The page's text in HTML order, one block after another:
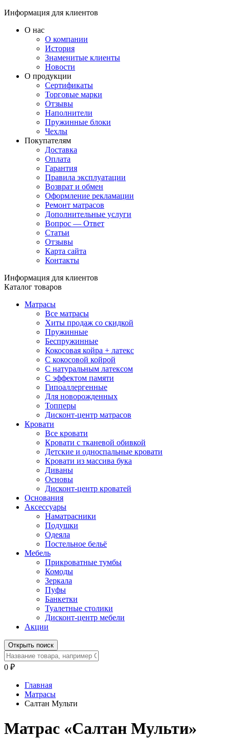
Информация для клиентов
О нас
О компании
История
Знаменитые клиенты
Новости
О продукции
Сертификаты
Торговые марки
Отзывы
Наполнители
Пружинные блоки
Чехлы
Покупателям
Доставка
Оплата
Гарантия
Правила эксплуатации
Возврат и обмен
Оформление рекламации
Ремонт матрасов
Дополнительные услуги
Вопрос — Ответ
Статьи
Отзывы
Карта сайта
Контакты
Информация для клиентов
Каталог товаров
Матрасы
Все матрасы
Хиты продаж со скидкой
Пружинные
Беспружинные
Кокосовая койра + латекс
С кокосовой койрой
С натуральным латексом
С эффектом памяти
Гипоаллергенные
Для новорожденных
Топперы
Дисконт-центр матрасов
Кровати
Все кровати
Кровати с тканевой обивкой
Детские и односпальные кровати
Кровати из массива бука
Диваны
Основы
Дисконт-центр кроватей
Основания
Аксессуары
Наматрасники
Подушки
Одеяла
Постельное бельё
Мебель
Прикроватные тумбы
Комоды
Зеркала
Пуфы
Банкетки
Туалетные столики
Дисконт-центр мебели
Акции
Открыть поиск
0 ₽
Главная
Матрасы
Салтан Мульти
Матрас «Салтан Мульти»